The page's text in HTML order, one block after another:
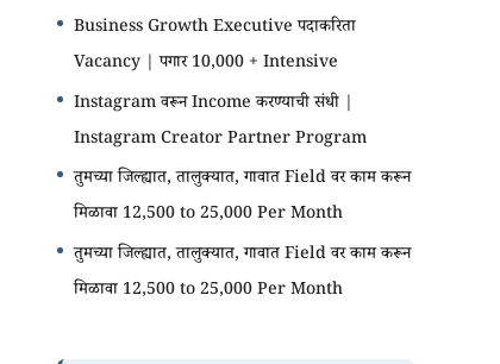
Business Growth Executive पदाकरिता
Vacancy | पगार 10,000 + Intensive
Instagram वरून Income करण्याची संधी |
Instagram Creator Partner Program
तुमच्या जिल्ह्यात, तालुक्यात, गावात Field वर काम करून
मिळावा 12,500 to 25,000 Per Month
तुमच्या जिल्ह्यात, तालुक्यात, गावात Field वर काम करून
मिळावा 12,500 to 25,000 Per Month